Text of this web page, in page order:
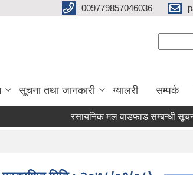
009779857046036
सूचना तथा जानकारी ग्यालरी सम्पर्क
रसायनिक मल वाडफाड सम्बन्धी सूचना ।